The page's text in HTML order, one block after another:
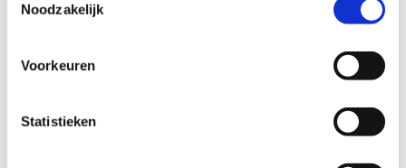
Noodzakelijk
Voorkeuren
Statistieken
plekje